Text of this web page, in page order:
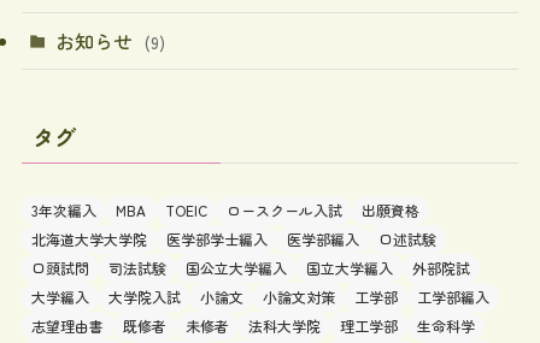
お知らせ (9)
タグ
3年次編入 MBA TOEIC ロースクール入試
出願資格
北海道大学大学院
医学部学士編入 医学部編入
口述試験
口頭試問
司法試験 国公立大学編入 国立大学編入
外部院試
大学編入
大学院入試 小論文 小論文対策 工学部
工学部編入
志望理由書
既修者 未修者 法科大学院 理工学部
生命科学